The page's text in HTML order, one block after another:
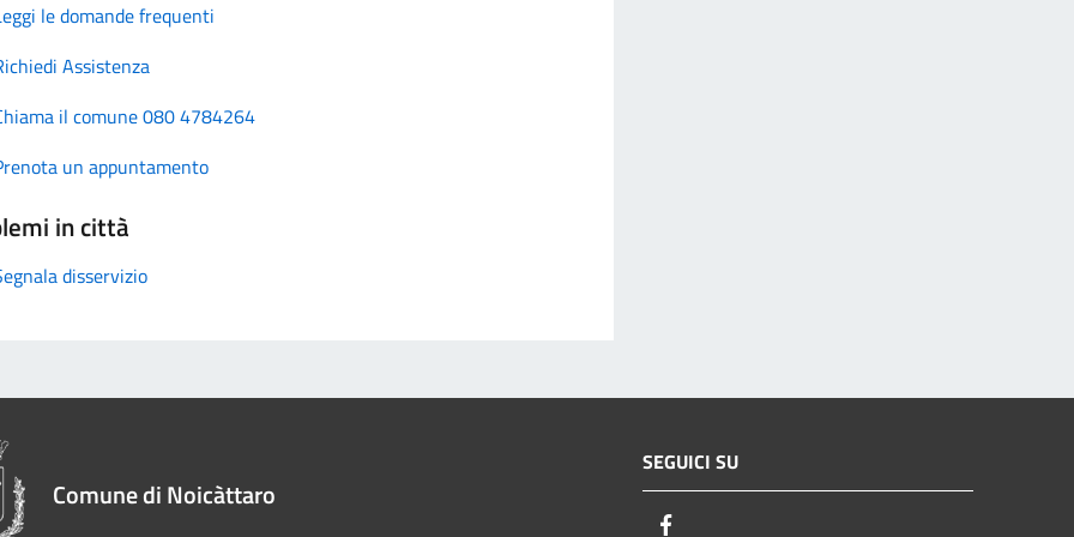
le domande frequenti
Assistenza
il comune 080 4784264
un appuntamento
in città
disservizio
Comune di Noicàttaro
SEGUICI SU